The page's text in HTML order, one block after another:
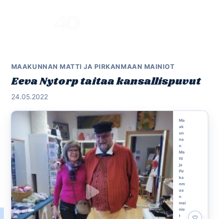
MAAKUNNAN MATTI JA PIRKANMAAN MAINIOT
Eeva Nytorp taitaa kansallispuvut
24.05.2022
Ma
ak
un
na
n
Ma
tti
ja
Pir
ka
nm
aa
n
mai
nio
t